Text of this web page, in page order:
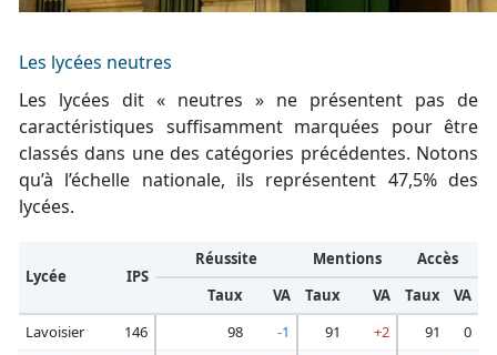
Les lycées neutres
Les lycées dit « neutres » ne présentent pas de
caractéristiques suffisamment marquées pour être
classés dans une des catégories précédentes. Notons
qu’à l’échelle nationale, ils représentent 47,5% des
lycées.
Lycée IPS
Réussite Mentions
Accès
Taux
VA Taux VA Taux
VA
Lavoisier
146 98 -1 91 +2 91
0